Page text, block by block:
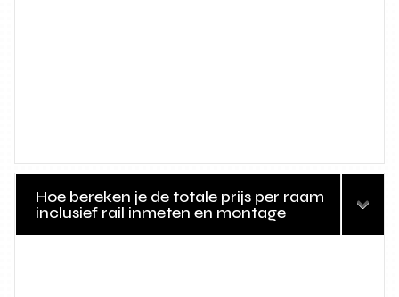
Hoe bereken je de totale prijs per raam
inclusief rail inmeten en montage